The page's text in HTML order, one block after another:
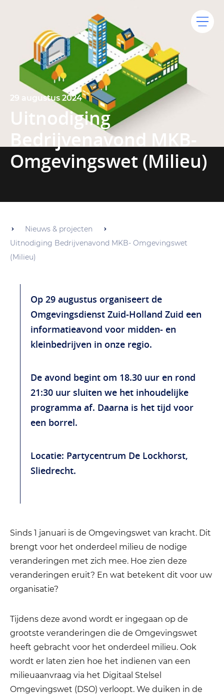
29 augustus 2024
Uitnodiging
Bedrijvenavond MKB-
Omgevingswet (Milieu)
Nieuws & projecten
Uitnodiging Bedrijvenavond MKB- Omgevingswet
(Milieu)
Op 29 augustus organiseert de
Omgevingsdienst Zuid-Holland Zuid een
informatieavond voor midden- en
kleinbedrijven in onze regio.
De avond begint om 18.30 uur en rond
21:30 uur sluiten we het inhoudelijke
programma af. Daarna is het tijd voor
een borrel.
Locatie: Partycentrum De Lockhorst,
Sliedrecht.
Sinds 1 januari is de Omgevingswet van kracht. Dit
brengt voor het onderdeel milieu de nodige
veranderingen met zich mee. Hoe zien deze
veranderingen eruit? En wat betekent dit voor uw
organisatie?
Tijdens deze avond wordt er ingegaan op de
grootste veranderingen die de Omgevingswet
heeft gebracht voor het onderdeel milieu. Ook
wordt er laten zien hoe het indienen van een
milieuaanvraag via het Digitaal Stelsel
Omgevingswet (DSO) verloopt. We duiken in de